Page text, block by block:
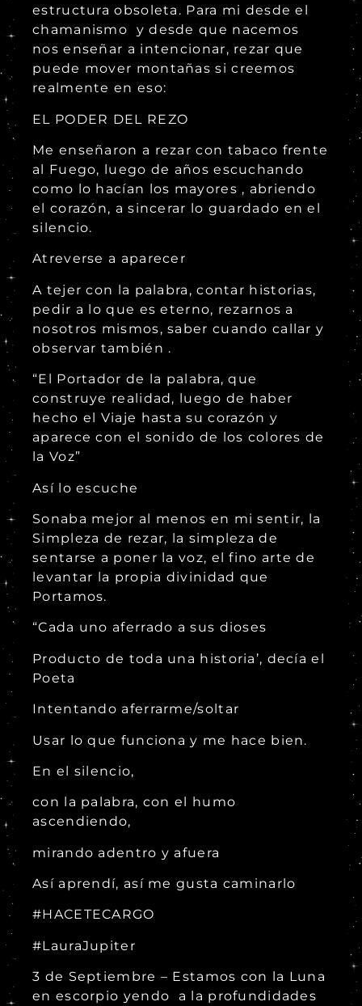
estructura obsoleta. Para mi desde el
chamanismo y desde que nacemos
nos enseñar a intencionar, rezar que
puede mover montañas si creemos
realmente en eso:
EL PODER DEL REZO
Me enseñaron a rezar con tabaco frente
al Fuego, luego de años escuchando
como lo hacían los mayores , abriendo
el corazón, a sincerar lo guardado en el
silencio.
Atreverse a aparecer
A tejer con la palabra, contar historias,
pedir a lo que es eterno, rezarnos a
nosotros mismos, saber cuando callar y
observar también .
“El Portador de la palabra, que
construye realidad, luego de haber
hecho el Viaje hasta su corazón y
aparece con el sonido de los colores de
la Voz”
Así lo escuche
Sonaba mejor al menos en mi sentir, la
Simpleza de rezar, la simpleza de
sentarse a poner la voz, el fino arte de
levantar la propia divinidad que
Portamos.
“Cada uno aferrado a sus dioses
Producto de toda una historia’, decía el
Poeta
Intentando aferrarme/soltar
Usar lo que funciona y me hace bien.
En el silencio,
con la palabra, con el humo
ascendiendo,
mirando adentro y afuera
Así aprendí, así me gusta caminarlo
#HACETECARGO
#LauraJupiter
3 de Septiembre – Estamos con la Luna
en escorpio yendo a la profundidades